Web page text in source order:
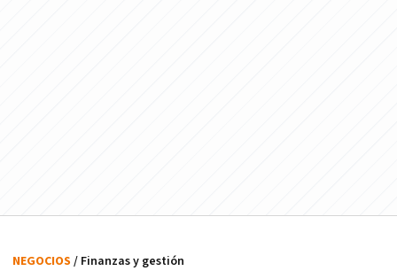
NEGOCIOS / Finanzas y gestión